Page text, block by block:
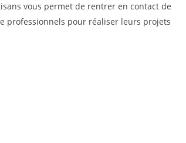
vous permet de rentrer en contact de
professionnels pour réaliser leurs projets